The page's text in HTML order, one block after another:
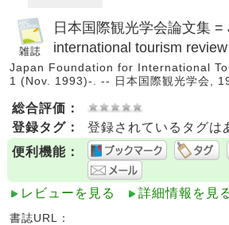
日本国際観光学会論文集 =
international tourism review
Japan Foundation for International
1 (Nov. 1993)-. -- 日本国際観光学会,
総合評価：
登録タグ：
登録されているタグは
便利機能：
レビューを見る 詳細情報を見
書誌URL：